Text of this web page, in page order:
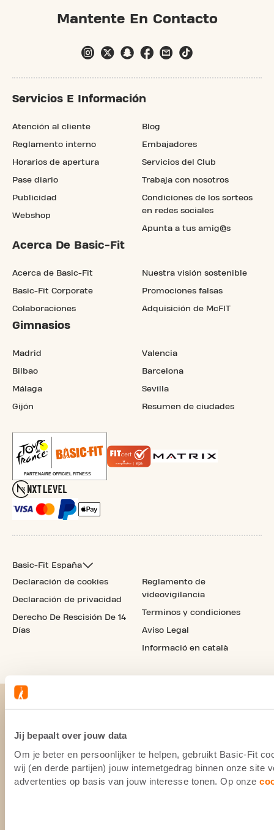
Jij bepaalt over jouw data
Om je beter en persoonlijker te helpen, gebruikt Basic-Fit
wij (en derde partijen) jouw internetgedrag binnen onze site
advertenties op basis van jouw interesse tonen. Op onze
Mantente En Contacto
Servicios E Información
Atención al cliente
Reglamento interno
Horarios de apertura
Pase diario
Publicidad
Webshop
Blog
Embajadores
Servicios del Club
Trabaja con nosotros
Condiciones de los sorteos
en redes sociales
Apunta a tus amig@s
Acerca De Basic-Fit
Acerca de Basic-Fit
Basic-Fit Corporate
Colaboraciones
Nuestra visión sostenible
Promociones falsas
Adquisición de McFIT
Gimnasios
Madrid
Bilbao
Málaga
Gijón
Valencia
Barcelona
Sevilla
Resumen de ciudades
Basic-Fit España
Declaración de cookies
Declaración de privacidad
Derecho De Rescisión De 14
Días
Reglamento de
videovigilancia
Terminos y condiciones
Aviso Legal
Informació en català